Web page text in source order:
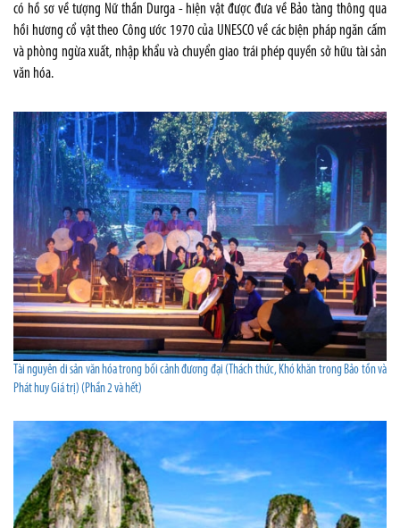
có hồ sơ về tượng Nữ thần Durga - hiện vật được đưa về Bảo tàng thông qua
hồi hương cổ vật theo Công ước 1970 của UNESCO về các biện pháp ngăn cấm
và phòng ngừa xuất, nhập khẩu và chuyển giao trái phép quyền sở hữu tài sản
văn hóa.
Tài nguyên di sản văn hóa trong bối cảnh đương đại (Thách thức, Khó khăn trong Bảo tồn và
Phát huy Giá trị) (Phần 2 và hết)